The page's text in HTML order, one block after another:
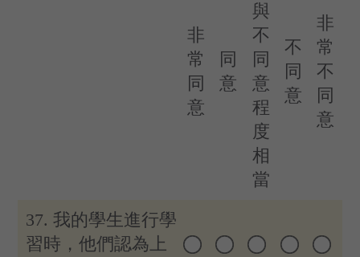
非
常
同
意
同
意
與
不
同
意
程
度
相
當
不
同
意
非
常
不
同
意
37. 我的學生進行學
習時，他們認為上